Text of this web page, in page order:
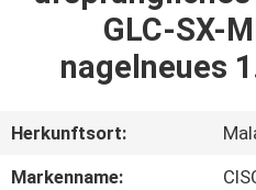
PRODUKTE
UNS
GLC-SX-
nagelneues
Herkunftsort:
Markenname: